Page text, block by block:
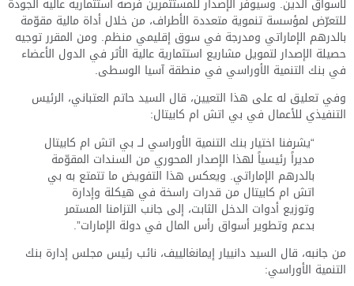
للتعرّض لمؤسسة تنموية متعددة الأطراف، من خلال أداة مالية مقوّمة
بالدرهم الإماراتي ومدرجة في سوق إقليمي منظم. ومن المقرر توجيه
حصيلة الإصدار لتمويل مشاريع استثمارية عالية الأثر في الدول الأعضاء
في بنك التنمية الأوراسي في منطقة آسيا الوسطى.
وفي تعليق له على هذا التعيين، قال السيد حاتم العتباني، الرئيس
التنفيذي للأعمال في بي اتش ام كابيتال:
“يشرفنا اختيار بنك التنمية الأوراسي لــ بي اتش ام كابيتال
مديراً رئيسياً لهذا الإصدار المحوري من السندات المقوّمة
بالدرهم الإماراتي. ويعكس هذا التفويض ما تتمتع به بي
اتش ام كابيتال من قدرات راسخة في هيكلة وإدارة
وتوزيع أدوات الدخل الثابت، إلى جانب التزامنا المستمر
بدعم وتطوير أسواق رأس المال في دولة الإمارات”.
من جانبه، قال السيد دانييار إيمانغالييف، نائب رئيس مجلس إدارة بنك
التنمية الأوراسي: